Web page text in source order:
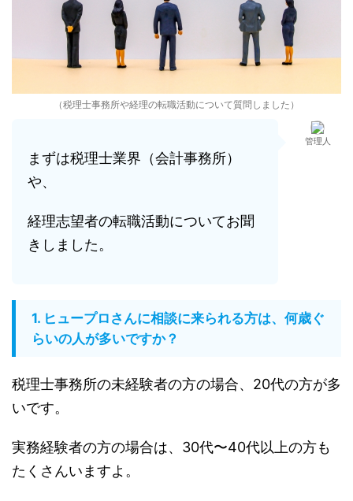
（税理士事務所や経理の転職活動について質問しました）
まずは税理士業界（会計事務所）
や、
経理志望者の転職活動についてお聞
きしました。
管理人
1. ヒュープロさんに相談に来られる方は、何歳ぐ
らいの人が多いですか？
税理士事務所の未経験者の方の場合、20代の方が多
いです。
実務経験者の方の場合は、30代〜40代以上の方も
たくさんいますよ。